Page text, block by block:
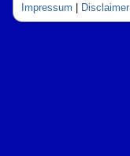
Impressum Disclaimer